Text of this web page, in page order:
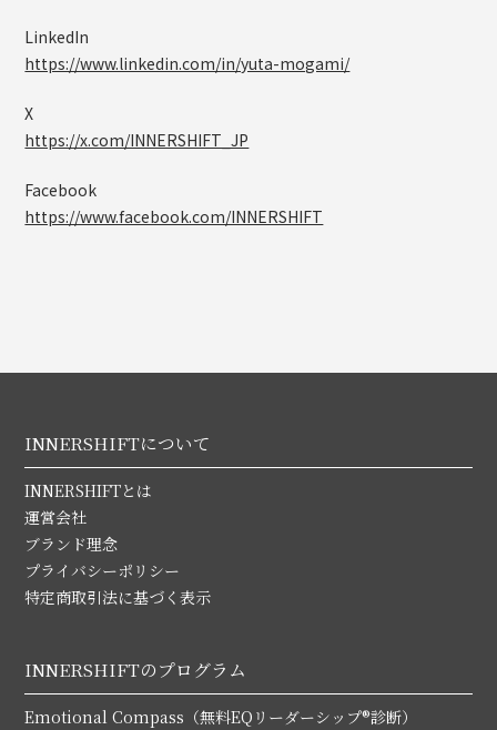
LinkedIn
https://www.linkedin.com/in/yuta-mogami/
X
https://x.com/INNERSHIFT_JP
Facebook
https://www.facebook.com/INNERSHIFT
INNERSHIFTについて
INNERSHIFTとは
運営会社
ブランド理念
プライバシーポリシー
特定商取引法に基づく表示
INNERSHIFTのプログラム
Emotional Compass（無料EQリーダーシップ®診断）